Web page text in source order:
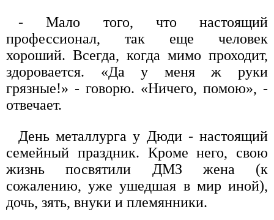
- Мало того, что настоящий
профессионал, так еще человек
хороший. Всегда, когда мимо проходит,
здоровается. «Да у меня ж руки
грязные!» - говорю. «Ничего, помою», -
отвечает.
День металлурга у Дюди - настоящий
семейный праздник. Кроме него, свою
жизнь посвятили ДМЗ жена (к
сожалению, уже ушедшая в мир иной),
дочь, зять, внуки и племянники.